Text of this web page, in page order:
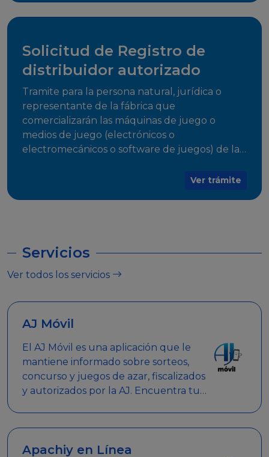
Solicitud de Registro de
distribuidor autorizado
Tramite para la persona natural, jurídica o
representante de la fábrica que
comercializarán las máquinas de juego o
medios de juego (electrónicos o
electromecánicos o software de juegos) de las
Ver trámite
Servicios
Ver todos los servicios
AJ Móvil
El AJ Móvil es una aplicación que le
mantiene informado sobre sorteos,
concurso y juegos de azar, fiscalizados
y autorizados por la AJ. Encuentra tus
clave.
Apachiy en Línea